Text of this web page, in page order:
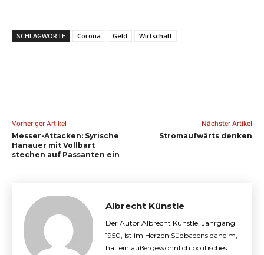
SCHLAGWORTE Corona Geld Wirtschaft
Vorheriger Artikel
Messer-Attacken: Syrische
Hanauer mit Vollbart
stechen auf Passanten ein
Nächster Artikel
Stromaufwärts denken
Albrecht Künstle
Der Autor Albrecht Künstle, Jahrgang
1950, ist im Herzen Südbadens daheim,
hat ein außergewöhnlich politisches